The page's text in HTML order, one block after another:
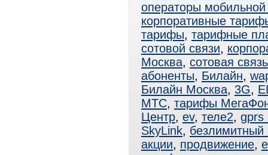
операторы мобильной
корпоративные
тарифы, тарифные
сотовой связи,
Москва, сотовая
абоненты, Билайн,
Билайн Москва, 3G,
МТС, тарифы
Центр, ev, теле2, gprs
SkyLink, безлимитный
акции, продвижение,